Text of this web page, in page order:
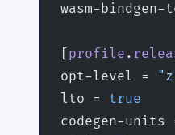
wasm-
[ profile .
opt-level =
lto = true
codegen-units